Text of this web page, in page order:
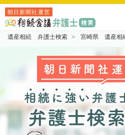
朝日新聞社運営
遺産相続 弁護士検索 宮崎県 遺産相